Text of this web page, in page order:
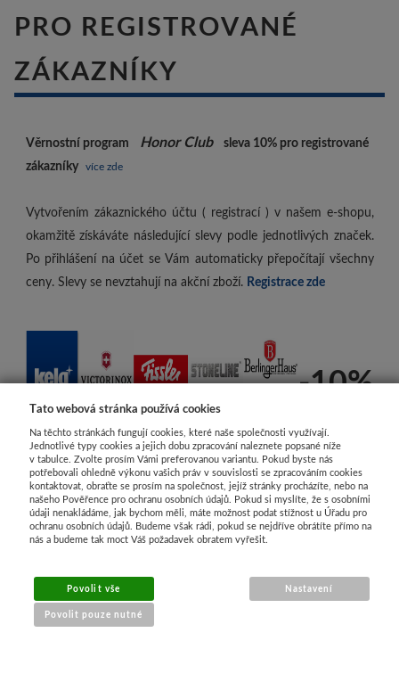
PRO REGISTROVANÉ
ZÁKAZNÍKY
Věrnostní program Honor Club sleva 10% pro registrované
zákazníky více zde
Vytvořením zákaznického účtu ( registrací ) v našem e-shopu,
okamžitě získáváte následující slevy podle jednotlivých značek.
Po přihlášení na účet se Vám automaticky přepočítají všechny
ceny. Slevy se nevztahují na akční zboží. Registrace zde
-10%
Tato webová stránka používá cookies
Na těchto stránkách fungují cookies, které naše společnosti využívají.
Jednotlivé typy cookies a jejich dobu zpracování naleznete popsané níže
v tabulce. Zvolte prosím Vámi preferovanou variantu. Pokud byste nás
potřebovali ohledně výkonu vašich práv v souvislosti se zpracováním cookies
kontaktovat, obraťte se prosím na společnost, jejíž stránky procházíte, nebo na
našeho Pověřence pro ochranu osobních údajů. Pokud si myslíte, že s osobními
údaji nenakládáme, jak bychom měli, máte možnost podat stížnost u Úřadu pro
ochranu osobních údajů. Budeme však rádi, pokud se nejdříve obrátíte přímo na
nás a budeme tak moct Váš požadavek obratem vyřešit.
Povolit vše
Povolit pouze nutné
Nastavení